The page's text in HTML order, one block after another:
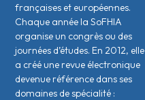
français·es et européen·nes.
Chaque année la SoFHIA
organise un congrès ou des
journées d’études. En 2012, elle
a créé une revue électronique
devenue référence dans ses
domaines de spécialité :